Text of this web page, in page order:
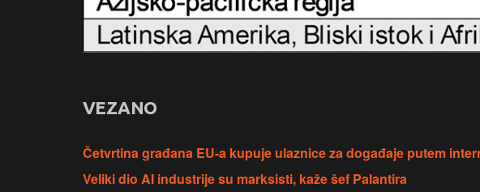
VEZANO
Četvrtina građana EU-a kupuje ulaznice za događaje putem
Veliki dio AI industrije su marksisti, kaže šef Palantira